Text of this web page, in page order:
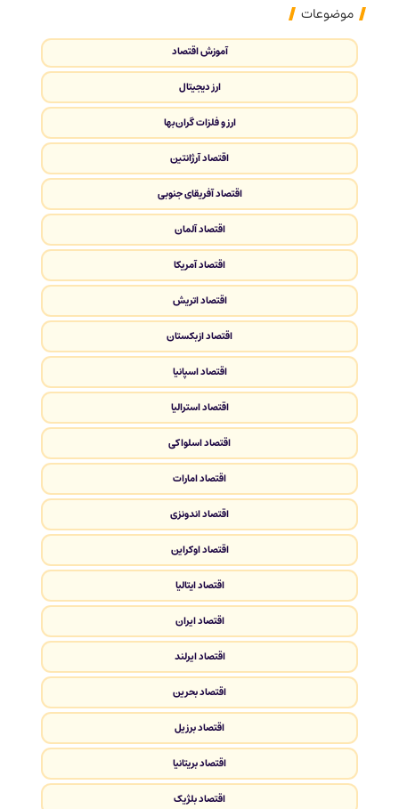
موضوعات
آموزش اقتصاد
ارز دیجیتال
ارز و فلزات گران‌بها
اقتصاد آرژانتین
اقتصاد آفریقای جنوبی
اقتصاد آلمان
اقتصاد آمریکا
اقتصاد اتریش
اقتصاد ازبکستان
اقتصاد اسپانیا
اقتصاد استرالیا
اقتصاد اسلواکی
اقتصاد امارات
اقتصاد اندونزی
اقتصاد اوکراین
اقتصاد ایتالیا
اقتصاد ایران
اقتصاد ایرلند
اقتصاد بحرین
اقتصاد برزیل
اقتصاد بریتانیا
اقتصاد بلژیک